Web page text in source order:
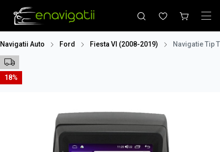
Navigatii Auto Ford Fiesta VI (2008-2019) Navigatie Tip
18%